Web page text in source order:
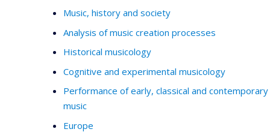
Music, history and society
Analysis of music creation processes
Historical musicology
Cognitive and experimental musicology
Performance of early, classical and contemporary
music
Europe